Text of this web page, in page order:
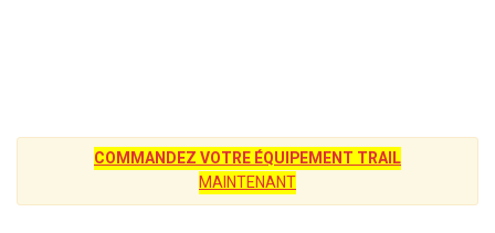
COMMANDEZ VOTRE ÉQUIPEMENT TRAIL
MAINTENANT